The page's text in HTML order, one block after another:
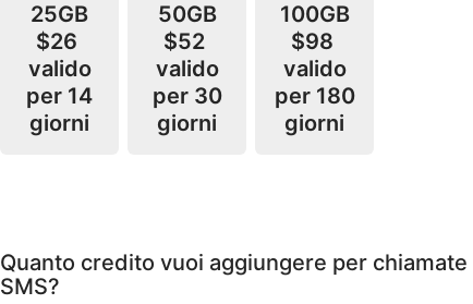
25GB
$26
valido
per 14
giorni
50GB
$52
valido
per 30
giorni
100GB
$98
valido
per 180
giorni
Quanto credito vuoi aggiungere per chiamate
SMS?